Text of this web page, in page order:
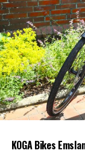
KOGA Bikes